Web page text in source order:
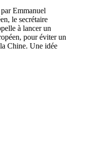
Emmanuel
le secrétaire
à lancer un
pour éviter un
Chine. Une idée